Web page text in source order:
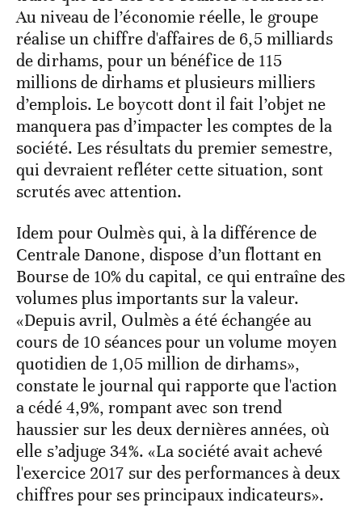
Au niveau de l’économie réelle, le groupe
réalise un chiffre d'affaires de 6,5 milliards
de dirhams, pour un bénéfice de 115
millions de dirhams et plusieurs milliers
d’emplois. Le boycott dont il fait l’objet ne
manquera pas d’impacter les comptes de la
société. Les résultats du premier semestre,
qui devraient refléter cette situation, sont
scrutés avec attention.
Idem pour Oulmès qui, à la différence de
Centrale Danone, dispose d’un flottant en
Bourse de 10% du capital, ce qui entraîne des
volumes plus importants sur la valeur.
«Depuis avril, Oulmès a été échangée au
cours de 10 séances pour un volume moyen
quotidien de 1,05 million de dirhams»,
constate le journal qui rapporte que l'action
a cédé 4,9%, rompant avec son trend
haussier sur les deux dernières années, où
elle s’adjuge 34%. «La société avait achevé
l'exercice 2017 sur des performances à deux
chiffres pour ses principaux indicateurs».